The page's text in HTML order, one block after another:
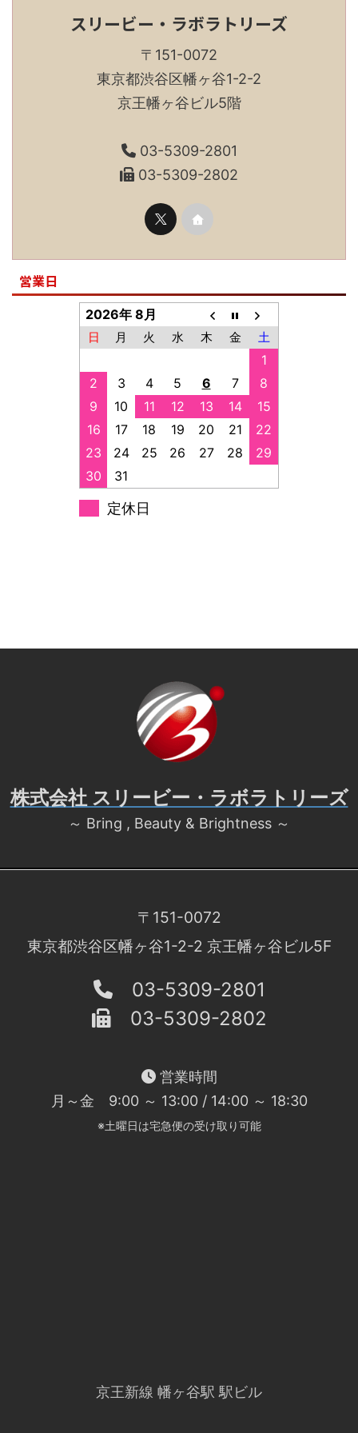
スリービー・ラボラトリーズ
〒151-0072
東京都渋谷区幡ヶ谷1-2-2
京王幡ヶ谷ビル5階
03-5309-2801
03-5309-2802
営業日
2026年 8月
日 月 火 水 木 金 土
1
2
3 4 5 6 7
8
9
10 11 12 13 14
15
16
17 18 19 20 21
22
23
24 25 26 27 28
29
30
31
定休日
株式会社 スリービー・ラボラトリーズ
～ Bring , Beauty & Brightness ～
〒151-0072
東京都渋谷区幡ヶ谷1-2-2 京王幡ヶ谷ビル5F
03-5309-2801
03-5309-2802
営業時間
月～金 9:00 ～ 13:00 / 14:00 ～ 18:30
※土曜日は宅急便の受け取り可能
京王新線 幡ヶ谷駅 駅ビル